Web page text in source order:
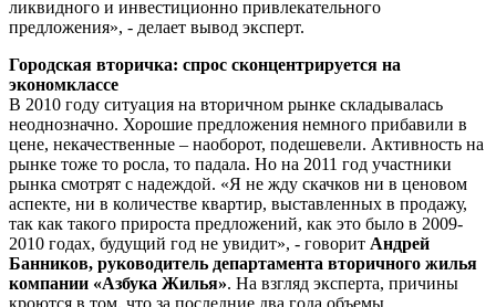
ликвидного и инвестиционно привлекательного
предложения», - делает вывод эксперт.
Городская вторичка: спрос сконцентрируется на
экономклассе
В 2010 году ситуация на вторичном рынке складывалась
неоднозначно. Хорошие предложения немного прибавили в
цене, некачественные – наоборот, подешевели. Активность на
рынке тоже то росла, то падала. Но на 2011 год участники
рынка смотрят с надеждой. «Я не жду скачков ни в ценовом
аспекте, ни в количестве квартир, выставленных в продажу,
так как такого прироста предложений, как это было в 2009-
2010 годах, будущий год не увидит», - говорит Андрей
Банников, руководитель департамента вторичного жилья
компании «Азбука Жилья». На взгляд эксперта, причины
кроются в том, что за последние два года объемы